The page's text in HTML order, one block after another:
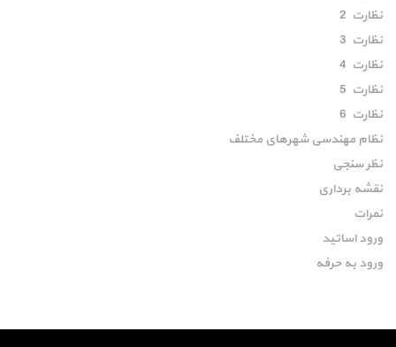
نظارت 2
نظارت 3
نظارت 4
نظارت 5
نظارت 6
نظام مهندسی شهرهای مختلف
نظر سنجی
نقشه برداری
نمرات
ورود اساتید
ورود به حرفه